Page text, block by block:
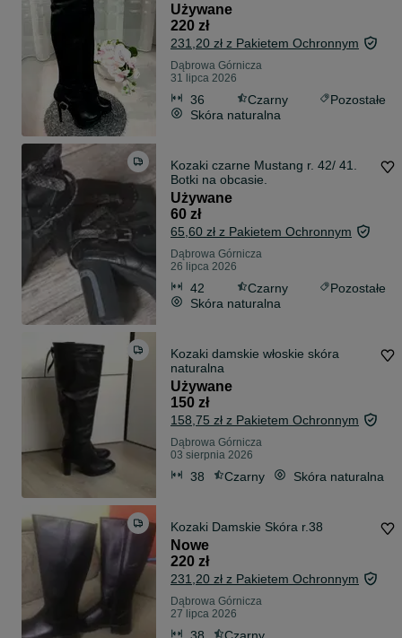
Używane
220 zł
231,20 zł z Pakietem Ochronnym
Dąbrowa Górnicza
31 lipca 2026
36 Czarny
Pozostałe
Skóra naturalna
Kozaki czarne Mustang r. 42/ 41.
Botki na obcasie.
Używane
60 zł
65,60 zł z Pakietem Ochronnym
Dąbrowa Górnicza
26 lipca 2026
42 Czarny
Pozostałe
Skóra naturalna
Kozaki damskie włoskie skóra
naturalna
Używane
150 zł
158,75 zł z Pakietem Ochronnym
Dąbrowa Górnicza
03 sierpnia 2026
38 Czarny Skóra naturalna
Kozaki Damskie Skóra r.38
Nowe
220 zł
231,20 zł z Pakietem Ochronnym
Dąbrowa Górnicza
27 lipca 2026